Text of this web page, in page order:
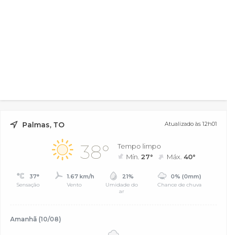
Palmas, TO Atualizado às 12h01
38°
Tempo limpo
Mín. 27° Máx. 40°
37°
Sensação
1.67 km/h
Vento
21%
Umidade do
ar
0% (0mm)
Chance de chuva
Amanhã (10/08)